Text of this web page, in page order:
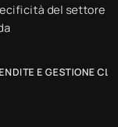
del settore
E GESTIONE